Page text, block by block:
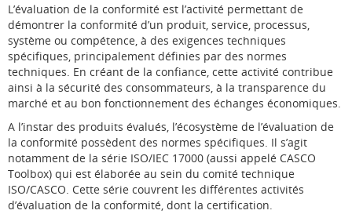
L’évaluation de la conformité est l’activité permettant de
démontrer la conformité d’un produit, service, processus,
système ou compétence, à des exigences techniques
spécifiques, principalement définies par des normes
techniques. En créant de la confiance, cette activité contribue
ainsi à la sécurité des consommateurs, à la transparence du
marché et au bon fonctionnement des échanges économiques.
A l’instar des produits évalués, l’écosystème de l’évaluation de
la conformité possèdent des normes spécifiques. Il s’agit
notamment de la série ISO/IEC 17000 (aussi appelé CASCO
Toolbox) qui est élaborée au sein du comité technique
ISO/CASCO. Cette série couvrent les différentes activités
d’évaluation de la conformité, dont la certification.